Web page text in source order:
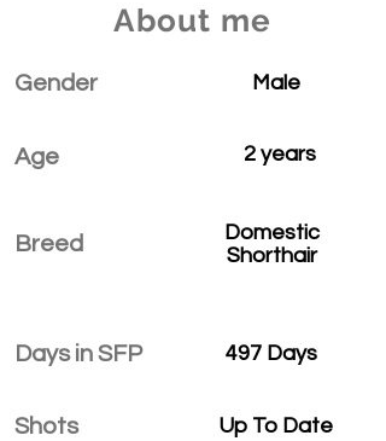
About me
Gender
Age
Breed
Days in SFP
Shots
Male
2 years
Domestic
Shorthair
497 Days
Up To Date